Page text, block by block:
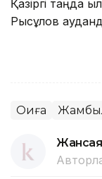
Қазіргі таңда
Рысқұлов
Оқиға